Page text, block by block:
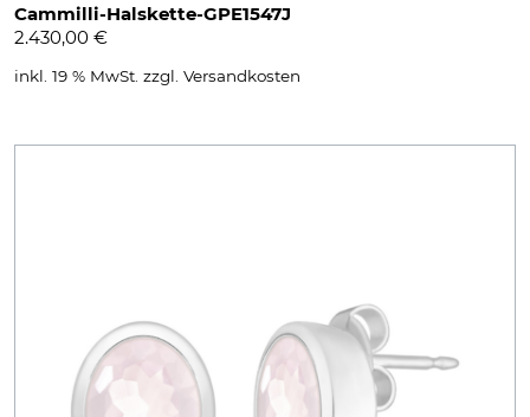
Cammilli-Halskette-GPE1547J
2.430,00 €
inkl. 19 % MwSt. zzgl. Versandkosten